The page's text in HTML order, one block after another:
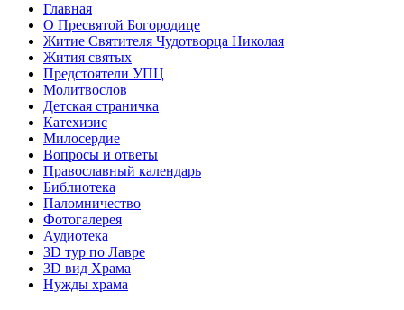
Главная
О Пресвятой Богородице
Житие Святителя Чудотворца Николая
Жития святых
Предстоятели УПЦ
Молитвослов
Детская страничка
Катехизис
Милосердие
Вопросы и ответы
Православный календарь
Библиотека
Паломничество
Фотогалерея
Аудиотека
3D тур по Лавре
3D вид Храма
Нужды храма